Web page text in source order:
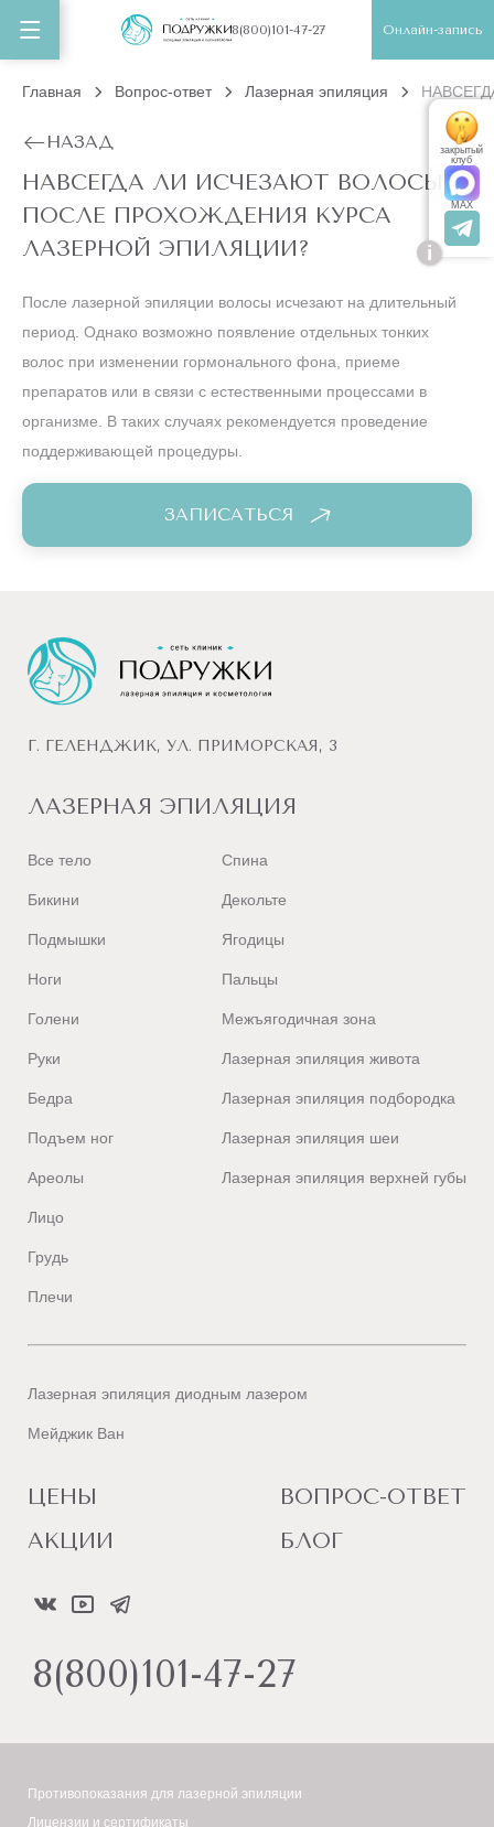
8(800)101-47-27 Онлайн-запись
Главная Вопрос-ответ Лазерная эпиляция
НАЗАД
НАВСЕГДА ЛИ ИСЧЕЗАЮТ ВОЛОСЫ
ПОСЛЕ ПРОХОЖДЕНИЯ КУРСА
ЛАЗЕРНОЙ ЭПИЛЯЦИИ?
После лазерной эпиляции волосы исчезают на длительный
период. Однако возможно появление отдельных тонких
волос при изменении гормонального фона, приеме
препаратов или в связи с естественными процессами в
организме. В таких случаях рекомендуется проведение
поддерживающей процедуры.
ЗАПИСАТЬСЯ
Г. ГЕЛЕНДЖИК, УЛ. ПРИМОРСКАЯ, 3
ЛАЗЕРНАЯ ЭПИЛЯЦИЯ
Все тело
Бикини
Подмышки
Ноги
Голени
Руки
Бедра
Подъем ног
Ареолы
Лицо
Грудь
Плечи
Спина
Декольте
Ягодицы
Пальцы
Межъягодичная зона
Лазерная эпиляция живота
Лазерная эпиляция подбородка
Лазерная эпиляция шеи
Лазерная эпиляция верхней губы
Лазерная эпиляция диодным лазером
Мейджик Ван
ЦЕНЫ
АКЦИИ
ВОПРОС-ОТВЕТ
БЛОГ
8(800)101-47-27
Противопоказания для лазерной эпиляции
Лицензии и сертификаты
i
закрытый
клуб
MAX